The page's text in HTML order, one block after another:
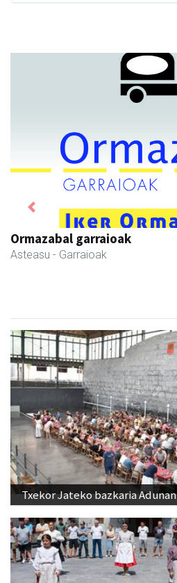
Goine esnekiak
Asteasu - Esnekiak
Previous
Txekor Jateko bazkaria Adunan